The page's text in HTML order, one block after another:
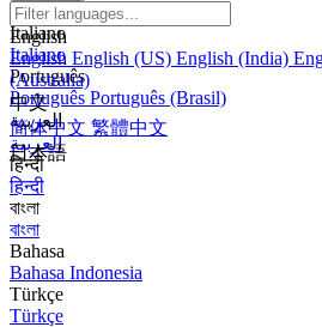
EspañolEspañol (México)
Italiano
Italiano
Português
Português Português (Brasil)
العربية
العربية
हिन्दी
हिन्दी
বাংলা
বাংলা
Bahasa
Bahasa Indonesia
Türkçe
Türkçe
English
English English (US) English (India)
(Australia)
中文
简体中文 繁體中文
日本語